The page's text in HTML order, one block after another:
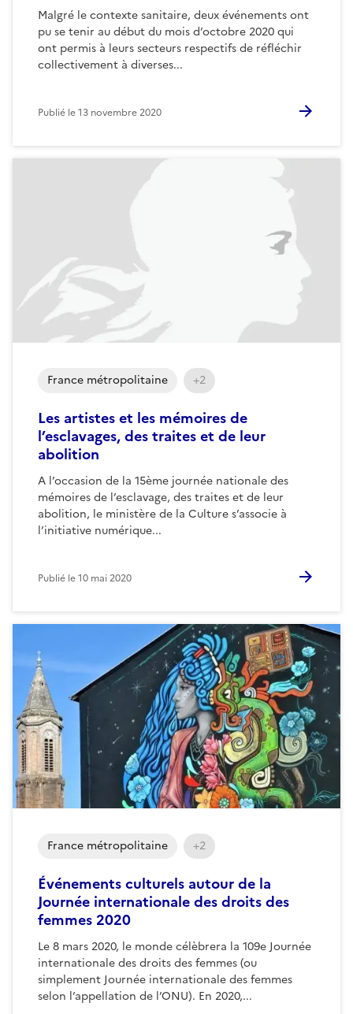
Malgré le contexte sanitaire, deux événements ont
pu se tenir au début du mois d’octobre 2020 qui
ont permis à leurs secteurs respectifs de réfléchir
collectivement à diverses...
Publié le13 novembre 2020
Les artistes et les mémoires de
l’esclavages, des traites et de leur
abolition
A l’occasion de la 15ème journée nationale des
mémoires de l’esclavage, des traites et de leur
abolition, le ministère de la Culture s’associe à
l’initiative numérique...
France métropolitaine +2
Publié le10 mai 2020
Événements culturels autour de la
Journée internationale des droits des
femmes 2020
Le 8 mars 2020, le monde célèbrera la 109e Journée
internationale des droits des femmes (ou
simplement Journée internationale des femmes
selon l’appellation de l’ONU). En 2020,...
France métropolitaine +2